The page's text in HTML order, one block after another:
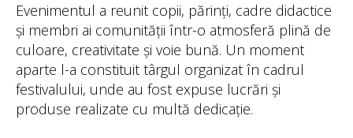
Evenimentul a reunit copii, părinți, cadre didactice
și membri ai comunității într-o atmosferă plină de
culoare, creativitate și voie bună. Un moment
aparte l-a constituit târgul organizat în cadrul
festivalului, unde au fost expuse lucrări și
produse realizate cu multă dedicație.